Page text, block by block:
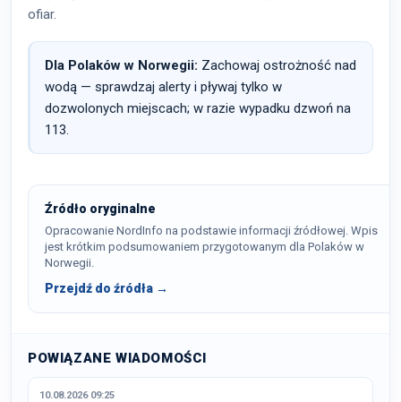
ofiar.
Dla Polaków w Norwegii: Zachowaj ostrożność nad
wodą — sprawdzaj alerty i pływaj tylko w
dozwolonych miejscach; w razie wypadku dzwoń na
113.
Źródło oryginalne
Opracowanie NordInfo na podstawie informacji źródłowej. Wpis
jest krótkim podsumowaniem przygotowanym dla Polaków w
Norwegii.
Przejdź do źródła →
POWIĄZANE WIADOMOŚCI
10.08.2026 09:25